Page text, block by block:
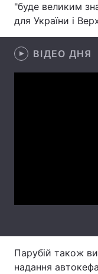
Екологія
"буде великим
для України і
ВІДЕО ДНЯ
Парубій також
надання